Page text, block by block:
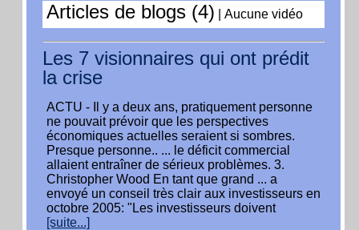
Articles de blogs (4) Aucune vidéo
Les 7 visionnaires qui ont prédit
la crise
ACTU - Il y a deux ans, pratiquement personne
ne pouvait prévoir que les perspectives
économiques actuelles seraient si sombres.
Presque personne.. ... le déficit commercial
allaient entraîner de sérieux problèmes. 3.
Christopher Wood En tant que grand ... a
envoyé un conseil très clair aux investisseurs en
octobre 2005: "Les investisseurs doivent
[suite...]